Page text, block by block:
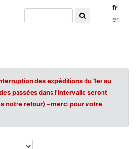
fr
en
des expéditions du 1er au
passées dans l'intervalle seront
notre retour) – merci pour votre